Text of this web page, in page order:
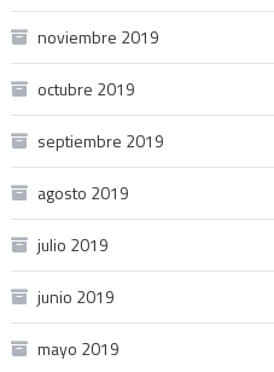
noviembre 2019
octubre 2019
septiembre 2019
agosto 2019
julio 2019
junio 2019
mayo 2019